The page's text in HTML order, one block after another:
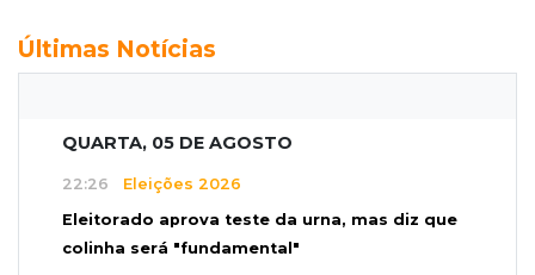
Últimas Notícias
QUARTA, 05 DE AGOSTO
22:26 Eleições 2026
Eleitorado aprova teste da urna, mas diz que
colinha será "fundamental"